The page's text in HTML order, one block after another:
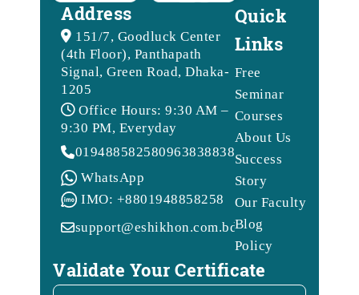
Address
151/7, Goodluck Center
(4th Floor), Panthapath
Signal, Green Road, Dhaka-
1205
Office Hours: 9:30 AM –
9:30 PM, Everyday
0194885825809638388388
WhatsApp
IMO: +8801948858258
support@eshikhon.com.bd
Quick
Links
Free
Seminar
Courses
About Us
Success
Story
Our Faculty
Blog
Policy
Validate Your Certificate